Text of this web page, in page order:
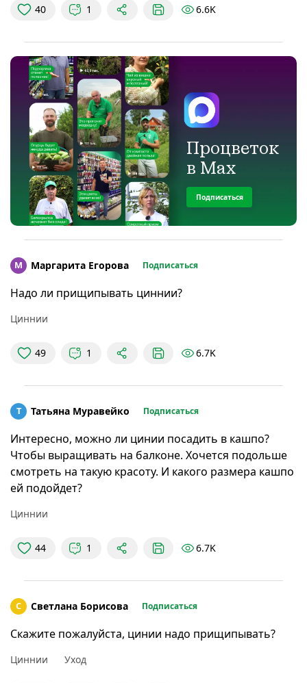
40 1 6.6K
Процветок
в Max
Подписаться
М Маргарита Егорова Подписаться
Надо ли прищипывать циннии?
Циннии
49 1 6.7K
Т Татьяна Муравейко Подписаться
Интересно, можно ли цинии посадить в кашпо?
Чтобы выращивать на балконе. Хочется подольше
смотреть на такую красоту. И какого размера кашпо
ей подойдет?
Циннии
44 1 6.7K
С Светлана Борисова Подписаться
Скажите пожалуйста, цинии надо прищипывать?
Циннии Уход